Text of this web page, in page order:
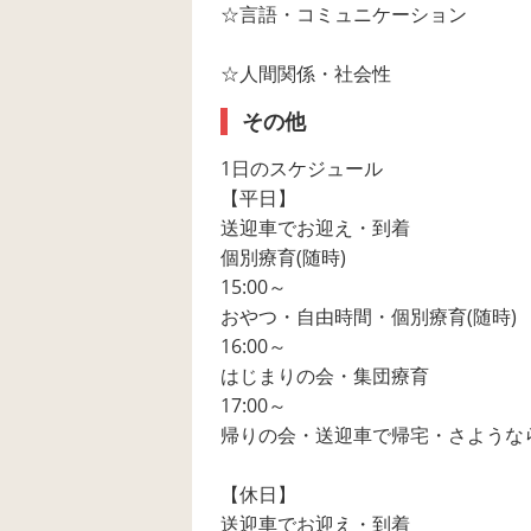
☆言語・コミュニケーション
☆人間関係・社会性
その他
1日のスケジュール
【平日】
送迎車でお迎え・到着
個別療育(随時)
15:00～
おやつ・自由時間・個別療育(随時)
16:00～
はじまりの会・集団療育
17:00～
帰りの会・送迎車で帰宅・さような
【休日】
送迎車でお迎え・到着